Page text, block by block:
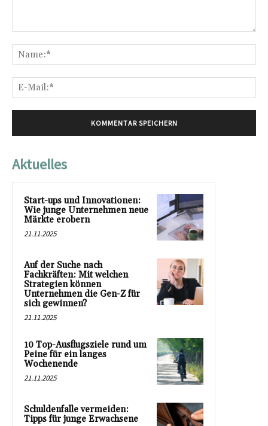
Aktuelles
Start-ups und Innovationen:
Wie junge Unternehmen neue
Märkte erobern
21.11.2025
Auf der Suche nach
Fachkräften: Mit welchen
Strategien können
Unternehmen die Gen-Z für
sich gewinnen?
21.11.2025
10 Top-Ausflugsziele rund um
Peine für ein langes
Wochenende
21.11.2025
Schuldenfalle vermeiden:
Tipps für junge Erwachsene